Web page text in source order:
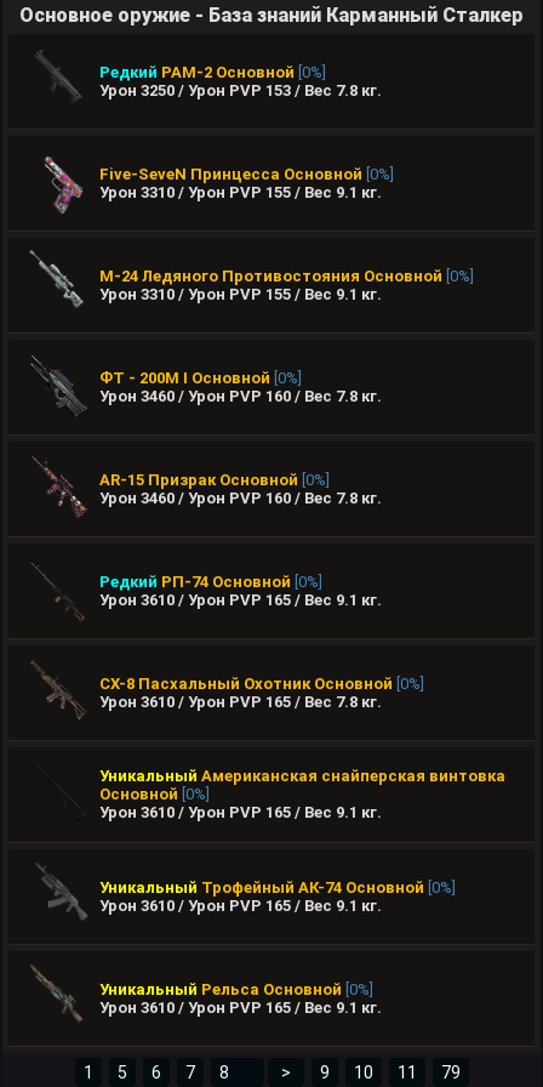
Основное оружие - База знаний Карманный Сталкер
Редкий РАМ-2 Основной [0%]
Урон 3250 / Урон PVP 153 / Вес 7.8 кг.
Five-SeveN Принцесса Основной [0%]
Урон 3310 / Урон PVP 155 / Вес 9.1 кг.
М-24 Ледяного Противостояния Основной [0%]
Урон 3310 / Урон PVP 155 / Вес 9.1 кг.
ФТ - 200М I Основной [0%]
Урон 3460 / Урон PVP 160 / Вес 7.8 кг.
AR-15 Призрак Основной [0%]
Урон 3460 / Урон PVP 160 / Вес 7.8 кг.
Редкий РП-74 Основной [0%]
Урон 3610 / Урон PVP 165 / Вес 9.1 кг.
CX-8 Пасхальный Охотник Основной [0%]
Урон 3610 / Урон PVP 165 / Вес 7.8 кг.
Уникальный Американская снайперская винтовка
Основной [0%]
Урон 3610 / Урон PVP 165 / Вес 9.1 кг.
Уникальный Трофейный АК-74 Основной [0%]
Урон 3610 / Урон PVP 165 / Вес 9.1 кг.
Уникальный Рельса Основной [0%]
Урон 3610 / Урон PVP 165 / Вес 9.1 кг.
1 5 6 7 > 9 10 11 79